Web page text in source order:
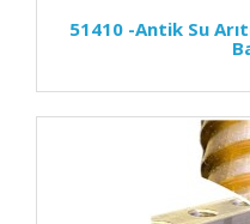
51410 -Antik Su